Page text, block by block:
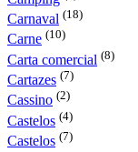
Carnaval (18)
Carne (10)
Carta comercial (8)
Cartazes (7)
Cassino (2)
Castelos (4)
Castelos (7)